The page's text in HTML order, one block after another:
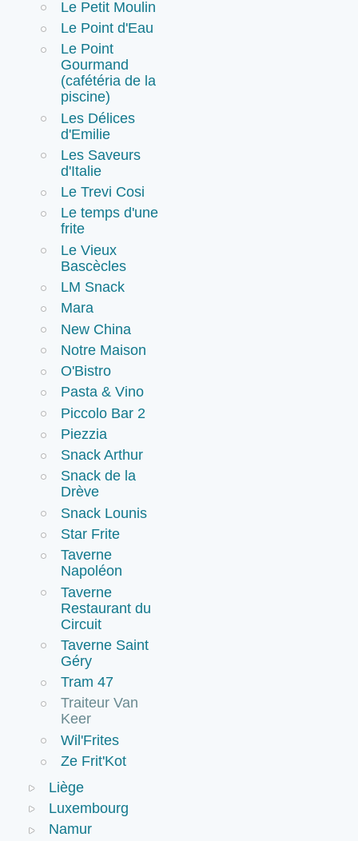
Le Petit Moulin
Le Point d'Eau
Le Point
Gourmand
(cafétéria de la
piscine)
Les Délices
d'Emilie
Les Saveurs
d'Italie
Le Trevi Cosi
Le temps d'une
frite
Le Vieux
Bascècles
LM Snack
Mara
New China
Notre Maison
O'Bistro
Pasta & Vino
Piccolo Bar 2
Piezzia
Snack Arthur
Snack de la
Drève
Snack Lounis
Star Frite
Taverne
Napoléon
Taverne
Restaurant du
Circuit
Taverne Saint
Géry
Tram 47
Traiteur Van
Keer
Wil'Frites
Ze Frit'Kot
Liège
Luxembourg
Namur